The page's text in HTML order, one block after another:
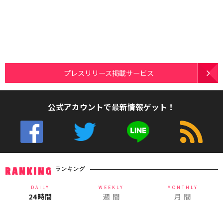
プレスリリース掲載サービス
公式アカウントで最新情報ゲット！
RANKING ランキング
DAILY
24時間
WEEKLY
週 間
MONTHLY
月 間